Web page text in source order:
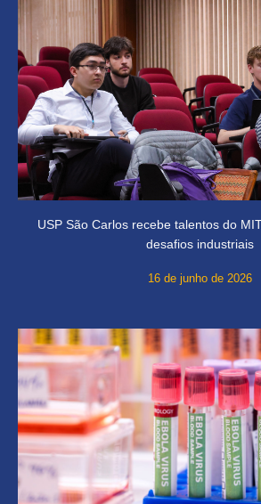
USP São Carlos recebe talentos do
desafios industriais
16 de junho de 2026